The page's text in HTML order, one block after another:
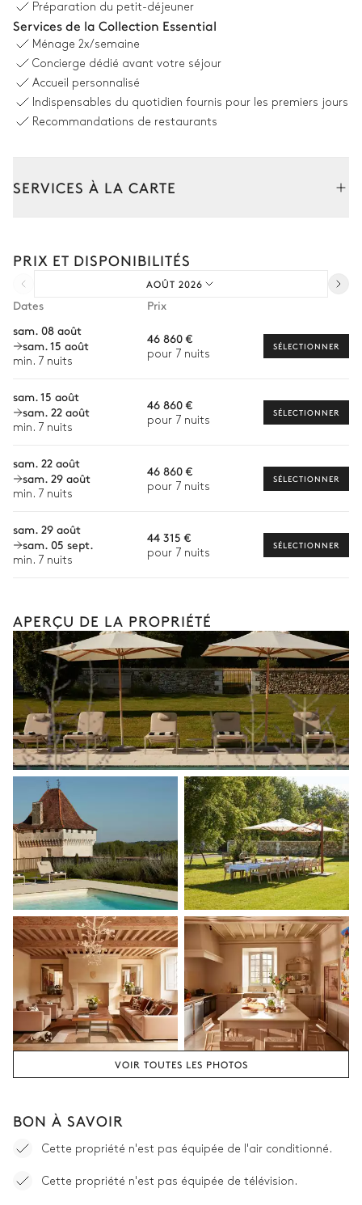
Piscine
Chauffable
Jardin
Ouverte
Préparation du petit-déjeuner
Services de la Collection Essential
Ménage 2x/semaine
Concierge dédié avant votre séjour
Accueil personnalisé
Indispensables du quotidien fournis pour les premiers jours
Recommandations de restaurants
SERVICES À LA CARTE
Transfert à l'arrivée et au départ
Courses livrées avant l'arrivée
Chef à domicile
Bien-être à domicile
Babysitter
Location de vélo
Les services proposés peuvent varier selon la saison, la
destination ou la disponibilité. Notre conciergerie vous guidera
PRIX ET DISPONIBILITÉS
AOÛT 2026
Dates
Prix
sam. 08 août
sam. 15 août
min. 7 nuits
46 860 €
pour 7 nuits
SÉLECTIONNER
sam. 15 août
sam. 22 août
min. 7 nuits
46 860 €
pour 7 nuits
SÉLECTIONNER
sam. 22 août
sam. 29 août
min. 7 nuits
46 860 €
pour 7 nuits
SÉLECTIONNER
sam. 29 août
sam. 05 sept.
min. 7 nuits
44 315 €
pour 7 nuits
SÉLECTIONNER
APERÇU DE LA PROPRIÉTÉ
VOIR TOUTES LES PHOTOS
BON À SAVOIR
Cette propriété n'est pas équipée de l'air conditionné.
Cette propriété n'est pas équipée de télévision.